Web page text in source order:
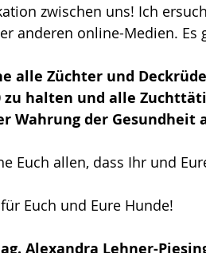
zwischen uns! Ich
anderen online-Medien.
alle Züchter und
zu halten und alle
Wahrung der
Euch allen, dass Ihr und
Euch und Eure Hunde!
Alexandra Lehner-